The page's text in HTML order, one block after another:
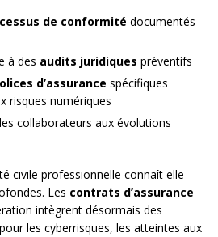
de conformité documentés
à des audits juridiques préventifs
d’assurance spécifiques
risques numériques
collaborateurs aux évolutions
civile professionnelle connaît elle-
Les contrats d’assurance
intègrent désormais des
les cyberrisques, les atteintes aux